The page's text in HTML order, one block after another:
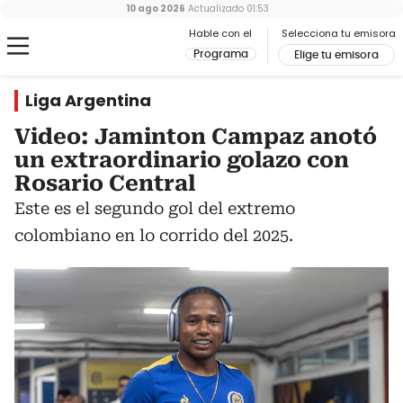
Hable con el
Programa
Selecciona tu emisora
Elige tu emisora
10 ago 2026 Actualizado 01:53
Liga Argentina
Video: Jaminton Campaz anotó
un extraordinario golazo con
Rosario Central
Este es el segundo gol del extremo
colombiano en lo corrido del 2025.